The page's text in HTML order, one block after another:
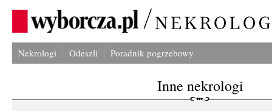
Nekrologi Odeszli Poradnik pogrzebowy
Inne nekrologi